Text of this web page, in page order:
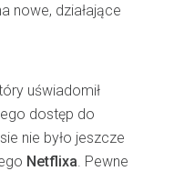
nowe, działające
uświadomił
dostęp do
nie było jeszcze
Netflixa. Pewne